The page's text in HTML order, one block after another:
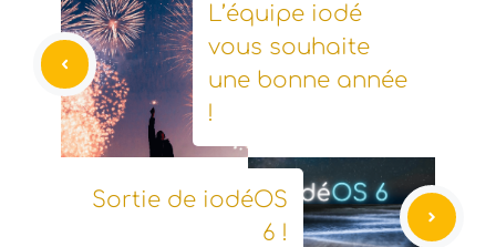
L’équipe iodé
vous souhaite
une bonne année
!
Sortie de iodéOS
6 !